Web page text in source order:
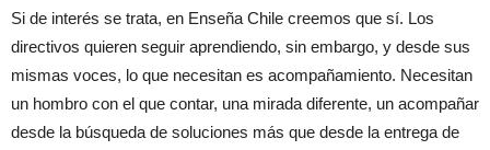
Si de interés se trata, en Enseña Chile creemos que sí. Los
directivos quieren seguir aprendiendo, sin embargo, y desde sus
mismas voces, lo que necesitan es acompañamiento. Necesitan
un hombro con el que contar, una mirada diferente, un acompañar
desde la búsqueda de soluciones más que desde la entrega de